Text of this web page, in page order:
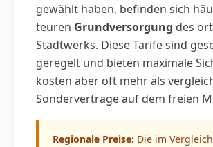
gewählt haben, befinden sich
teuren Grundversorgung des
Stadtwerks. Diese Tarife sind
geregelt und bieten maximale
kosten aber oft mehr als
Sonderverträge auf dem freien
Regionale Preise: Die im Vergleich